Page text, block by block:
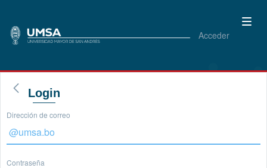
Acceder
Login
Dirección de correo
Contraseña